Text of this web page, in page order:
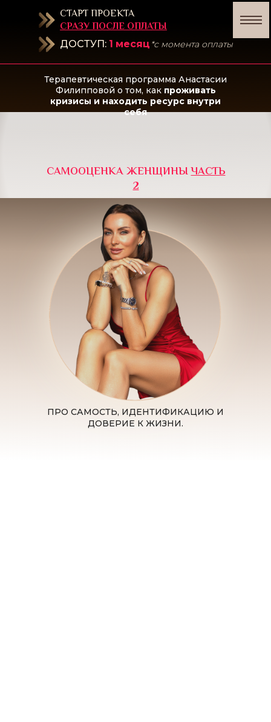
СТАРТ ПРОЕКТА
СРАЗУ ПОСЛЕ ОПЛАТЫ
Терапевтическая программа Анастасии
Филипповой о том, как проживать
кризисы и находить ресурс внутри
себя
САМООЦЕНКА ЖЕНЩИНЫЧАСТЬ
2
ДОСТУП: 1 месяц *с момента оплаты
ПРО САМОСТЬ, ИДЕНТИФИКАЦИЮ И
ДОВЕРИЕ К ЖИЗНИ.